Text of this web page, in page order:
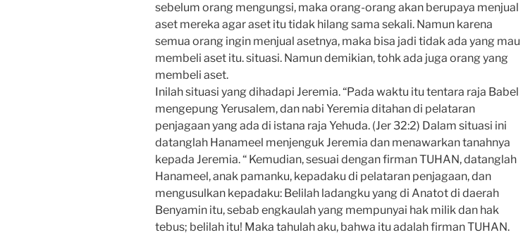
sebelum orang mengungsi, maka orang-orang akan berupaya menjual
aset mereka agar aset itu tidak hilang sama sekali. Namun karena
semua orang ingin menjual asetnya, maka bisa jadi tidak ada yang mau
membeli aset itu. situasi. Namun demikian, tohk ada juga orang yang
membeli aset.
Inilah situasi yang dihadapi Jeremia. “Pada waktu itu tentara raja Babel
mengepung Yerusalem, dan nabi Yeremia ditahan di pelataran
penjagaan yang ada di istana raja Yehuda. (Jer 32:2) Dalam situasi ini
datanglah Hanameel menjenguk Jeremia dan menawarkan tanahnya
kepada Jeremia. “ Kemudian, sesuai dengan firman TUHAN, datanglah
Hanameel, anak pamanku, kepadaku di pelataran penjagaan, dan
mengusulkan kepadaku: Belilah ladangku yang di Anatot di daerah
Benyamin itu, sebab engkaulah yang mempunyai hak milik dan hak
tebus; belilah itu! Maka tahulah aku, bahwa itu adalah firman TUHAN.